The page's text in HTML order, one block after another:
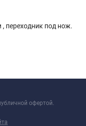
переходник под нож.
офертой.